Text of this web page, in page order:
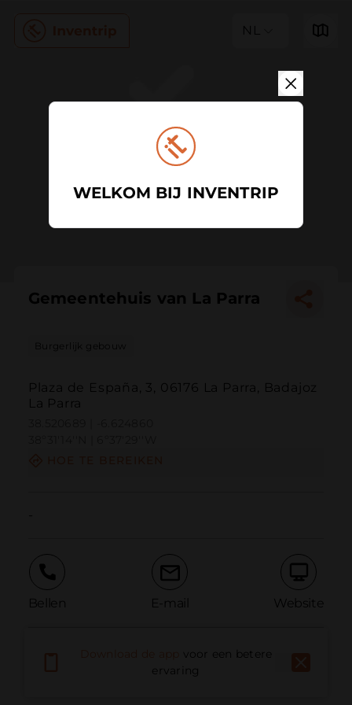
NL
Gemeentehuis van La Parra
Burgerlijk gebouw
Plaza de España, 3, 06176 La Parra, Badajoz
La Parra
Bellen E-mail Website
Probleem meldenvoor een betere
ervaring
WELKOM BIJ INVENTRIP